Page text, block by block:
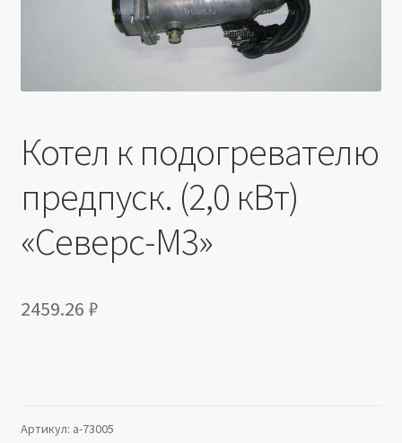
Котел к подогревателю
предпуск. (2,0 кВт)
«Северс-М3»
2459.26 ₽
Артикул: a-73005